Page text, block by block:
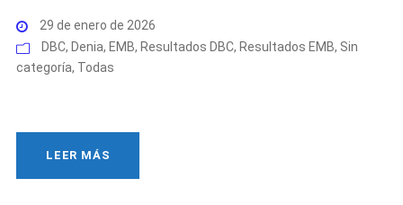
29 de enero de 2026
DBC, Denia, EMB, Resultados DBC, Resultados EMB, Sin
categoría, Todas
LEER MÁS